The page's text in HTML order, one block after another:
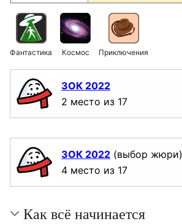
Фантастика Космос Приключения
ЗОК 2022
2 место из 17
ЗОК 2022 (выбор жюри)
4 место из 17
Как всё начинается